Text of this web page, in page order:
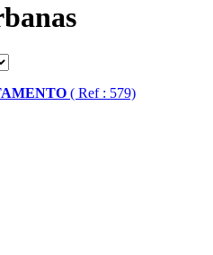
( Ref : 579)